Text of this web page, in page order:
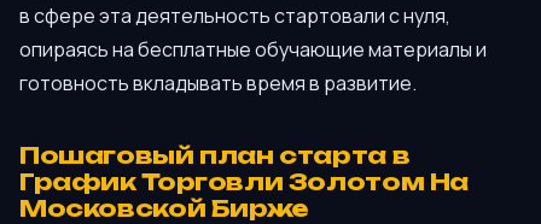
в сфере эта деятельность стартовали с нуля,
опираясь на бесплатные обучающие материалы и
готовность вкладывать время в развитие.
Пошаговый план старта в
График Торговли Золотом На
Московской Бирже